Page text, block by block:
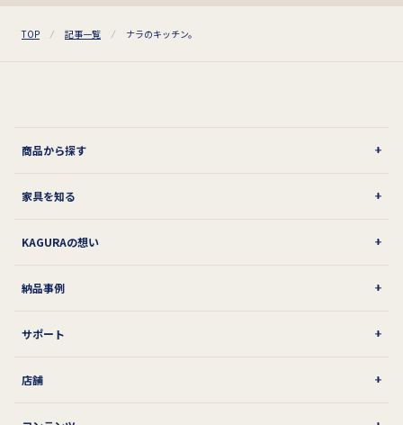
TOP 記事一覧 ナラのキッチン。
商品から探す
家具を知る
KAGURAの想い
納品事例
サポート
店舗